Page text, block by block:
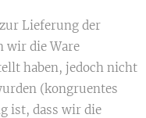
Lieferung der
wir die Ware
haben, jedoch nicht
(kongruentes
ist, dass wir die